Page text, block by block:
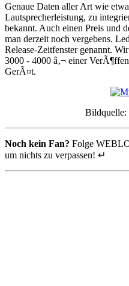
Genaue Daten aller Art wie
Lautsprecherleistung, zu
bekannt. Auch einen Preis und
man derzeit noch vergebens.
Release-Zeitfenster genannt.
3000 - 4000 â‚¬ einer
GerÃ¤t.
Bildquelle:
Noch kein Fan? Folge
um nichts zu verpassen! ↵